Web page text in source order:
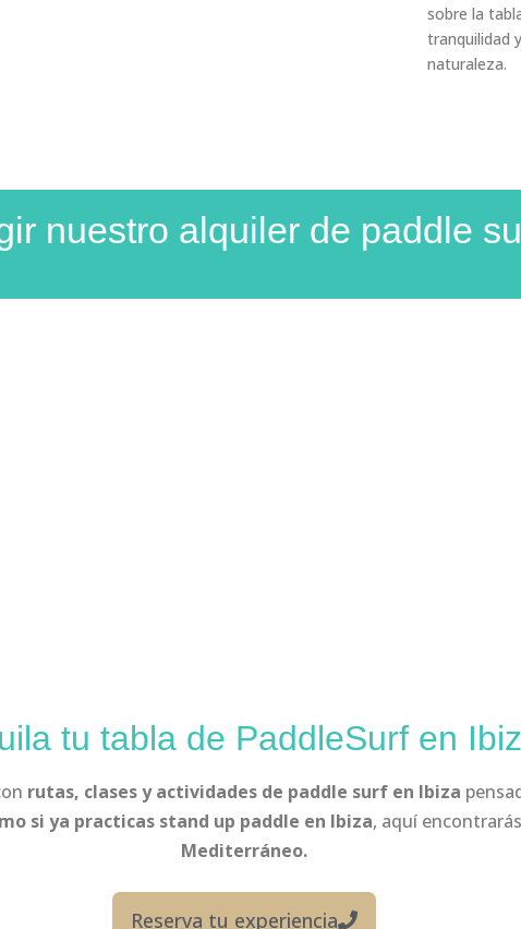
sobre la
tranquilidad
naturaleza.
nuestro alquiler de paddle
tu tabla de PaddleSurf en
rutas, clases y actividades de paddle surf en Ibiza
si ya practicas stand up paddle en Ibiza, aquí
Mediterráneo.
Reserva tu experiencia